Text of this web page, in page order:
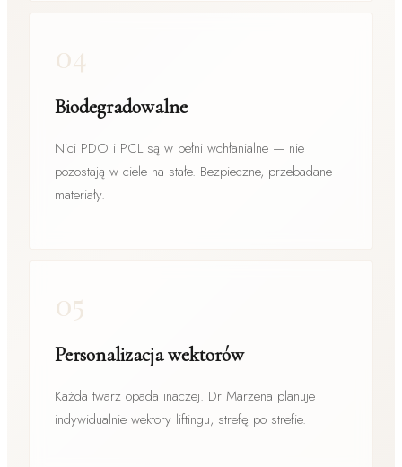
04
Biodegradowalne
Nici PDO i PCL są w pełni wchłanialne — nie
pozostają w ciele na stałe. Bezpieczne, przebadane
materiały.
05
Personalizacja wektorów
Każda twarz opada inaczej. Dr Marzena planuje
indywidualnie wektory liftingu, strefę po strefie.